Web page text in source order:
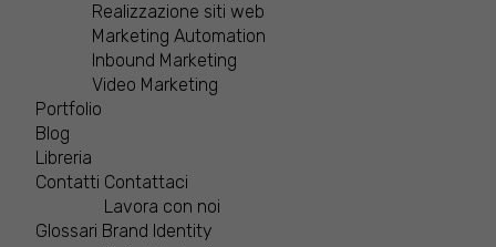
Realizzazione siti web
Marketing Automation
Inbound Marketing
Video Marketing
Portfolio
Blog
Libreria
Contatti Contattaci
Lavora con noi
Glossari Brand Identity